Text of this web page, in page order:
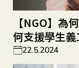
【NGO】為
何支援學生
22.5.2024